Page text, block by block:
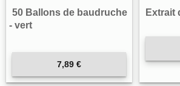
50 Ballons de baudruche
- vert
7,89 €
Extrait